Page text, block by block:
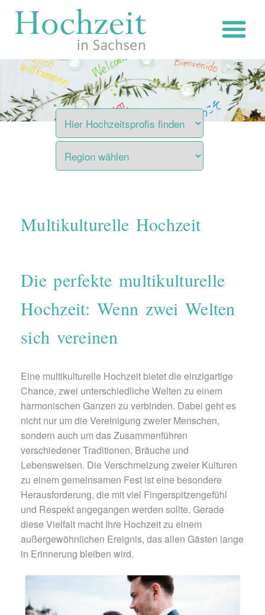
Inhalt
Multikulturelle Hochzeit
Die perfekte multikulturelle
Hochzeit: Wenn zwei Welten
sich vereinen
Eine multikulturelle Hochzeit bietet die einzigartige
Chance, zwei unterschiedliche Welten zu einem
harmonischen Ganzen zu verbinden. Dabei geht es
nicht nur um die Vereinigung zweier Menschen,
sondern auch um das Zusammenführen
verschiedener Traditionen, Bräuche und
Lebensweisen. Die Verschmelzung zweier Kulturen
zu einem gemeinsamen Fest ist eine besondere
Herausforderung, die mit viel Fingerspitzengefühl
und Respekt angegangen werden sollte. Gerade
diese Vielfalt macht Ihre Hochzeit zu einem
außergewöhnlichen Ereignis, das allen Gästen lange
in Erinnerung bleiben wird.